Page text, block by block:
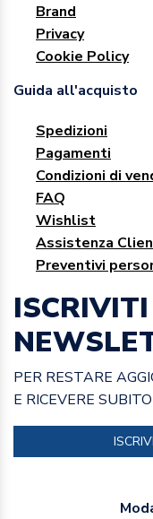
Brand
Privacy
Cookie Policy
Guida all'acquisto
Spedizioni
Pagamenti
Condizioni di
FAQ
Wishlist
Assistenza
Preventivi
PER RESTARE
E RICEVERE